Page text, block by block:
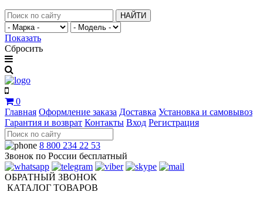
НАЙТИ
Показать
Сбросить
0
Главная Оформление заказа Доставка Установка и самовывоз
Гарантия и возврат Контакты Вход Регистрация
8 800 234 22 53
Звонок по России бесплатный
ОБРАТНЫЙ ЗВОНОК
КАТАЛОГ ТОВАРОВ